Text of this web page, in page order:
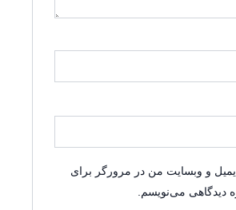
و وبسایت من در مرورگر برای
دیدگاهی می‌نویسم.